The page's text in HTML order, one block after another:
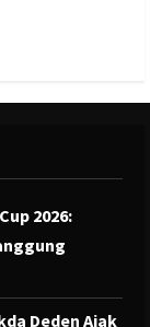
2026:
Deden Ajak